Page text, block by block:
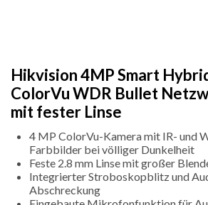
Hikvision 4MP Smart
ColorVu WDR Bullet
mit fester Linse
4 MP ColorVu-Kamera mit IR- und
Farbbilder bei völliger Dunkelheit
Feste 2.8 mm Linse mit großer
Integrierter Stroboskopblitz und
Abschreckung